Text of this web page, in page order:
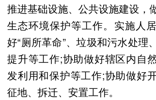
推进基础设施、公共设施建设，
生态环境保护等工作。实施人
好“厕所革命”、垃圾和污水处理
提升等工作;协助做好辖区内自
发利用和保护等工作;协助做好
征地、拆迁、安置工作。